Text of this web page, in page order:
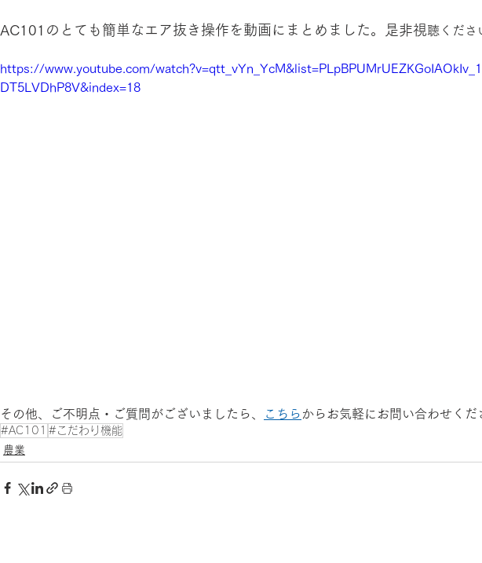
AC101のとても簡単なエア抜き操作を動画にまとめました。是非視聴くださ
https://www.youtube.com/
DT5LVDhP8V&index=18
その他、ご不明点・ご質問がございましたら、 こちら からお気軽にお問い合わせくだ
#AC101 #こだわり機能
農業